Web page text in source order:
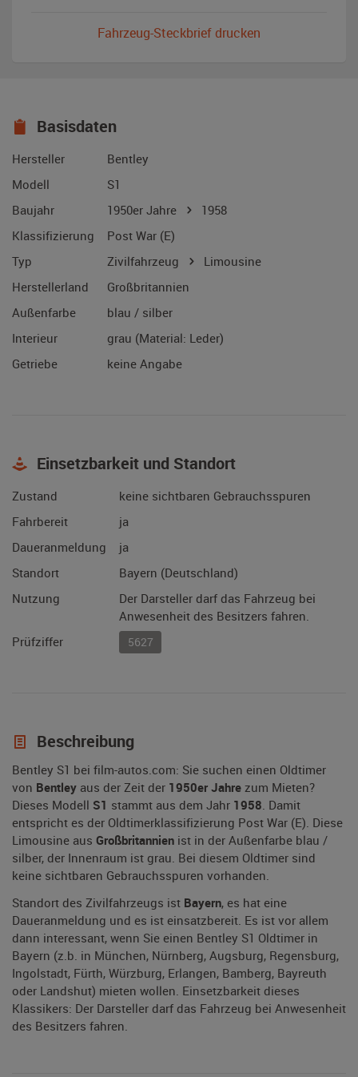
Fahrzeug-Steckbrief drucken
Basisdaten
Hersteller
Bentley
Modell
S1
Baujahr
1950er Jahre
1958
Klassifizierung
Post War (E)
Typ
Zivilfahrzeug
Limousine
Herstellerland
Großbritannien
Außenfarbe
blau / silber
Interieur
grau (Material: Leder)
Getriebe
keine Angabe
Einsetzbarkeit und Standort
Zustand
keine sichtbaren Gebrauchsspuren
Fahrbereit
ja
Daueranmeldung
ja
Standort
Bayern (Deutschland)
Nutzung
Der Darsteller darf das Fahrzeug bei
Anwesenheit des Besitzers fahren.
Prüfziffer
5627
Beschreibung
Bentley S1 bei film-autos.com: Sie suchen einen Oldtimer
von Bentley aus der Zeit der 1950er Jahre zum Mieten?
Dieses Modell S1 stammt aus dem Jahr 1958. Damit
entspricht es der Oldtimerklassifizierung Post War (E). Diese
Limousine aus Großbritannien ist in der Außenfarbe blau /
silber, der Innenraum ist grau. Bei diesem Oldtimer sind
keine sichtbaren Gebrauchsspuren vorhanden.
Standort des Zivilfahrzeugs ist Bayern, es hat eine
Daueranmeldung und es ist einsatzbereit. Es ist vor allem
dann interessant, wenn Sie einen Bentley S1 Oldtimer in
Bayern (z.b. in München, Nürnberg, Augsburg, Regensburg,
Ingolstadt, Fürth, Würzburg, Erlangen, Bamberg, Bayreuth
oder Landshut) mieten wollen. Einsetzbarkeit dieses
Klassikers: Der Darsteller darf das Fahrzeug bei Anwesenheit
des Besitzers fahren.